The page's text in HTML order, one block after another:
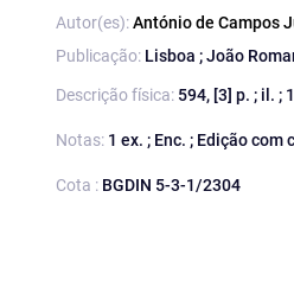
Autor(es):António de Campos
Publicação: Lisboa ; João
Descrição física: 594, [3] p. ; il. ;
Notas: 1 ex. ; Enc. ; Edição
Cota : BGDIN 5-3-1/2304